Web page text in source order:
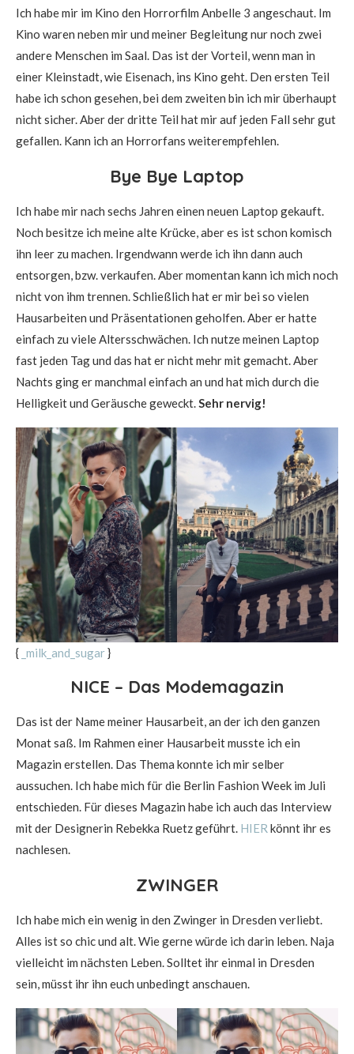
Ich habe mir im Kino den Horrorfilm Anbelle 3 angeschaut. Im
Kino waren neben mir und meiner Begleitung nur noch zwei
andere Menschen im Saal. Das ist der Vorteil, wenn man in
einer Kleinstadt, wie Eisenach, ins Kino geht. Den ersten Teil
habe ich schon gesehen, bei dem zweiten bin ich mir überhaupt
nicht sicher. Aber der dritte Teil hat mir auf jeden Fall sehr gut
gefallen. Kann ich an Horrorfans weiterempfehlen.
Bye Bye Laptop
Ich habe mir nach sechs Jahren einen neuen Laptop gekauft.
Noch besitze ich meine alte Krücke, aber es ist schon komisch
ihn leer zu machen. Irgendwann werde ich ihn dann auch
entsorgen, bzw. verkaufen. Aber momentan kann ich mich noch
nicht von ihm trennen. Schließlich hat er mir bei so vielen
Hausarbeiten und Präsentationen geholfen. Aber er hatte
einfach zu viele Altersschwächen. Ich nutze meinen Laptop
fast jeden Tag und das hat er nicht mehr mit gemacht. Aber
Nachts ging er manchmal einfach an und hat mich durch die
Helligkeit und Geräusche geweckt.Sehr nervig!
{ _milk_and_sugar}
NICE – Das Modemagazin
Das ist der Name meiner Hausarbeit, an der ich den ganzen
Monat saß. Im Rahmen einer Hausarbeit musste ich ein
Magazin erstellen. Das Thema konnte ich mir selber
aussuchen. Ich habe mich für die Berlin Fashion Week im Juli
entschieden. Für dieses Magazin habe ich auch das Interview
mit der Designerin Rebekka Ruetz geführt. HIER könnt ihr es
nachlesen.
ZWINGER
Ich habe mich ein wenig in den Zwinger in Dresden verliebt.
Alles ist so chic und alt. Wie gerne würde ich darin leben. Naja
vielleicht im nächsten Leben. Solltet ihr einmal in Dresden
sein, müsst ihr ihn euch unbedingt anschauen.